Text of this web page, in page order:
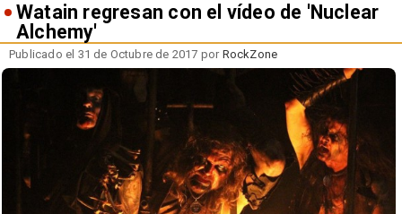
Watain regresan con el vídeo de 'Nuclear
Alchemy'
Publicado el 31 de Octubre de 2017 por RockZone